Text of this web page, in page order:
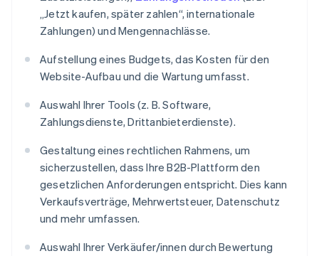
„Jetzt kaufen, später zahlen“, internationale
Zahlungen) und Mengennachlässe.
Aufstellung eines Budgets, das Kosten für den
Website-Aufbau und die Wartung umfasst.
Auswahl Ihrer Tools (z. B. Software,
Zahlungsdienste, Drittanbieterdienste).
Gestaltung eines rechtlichen Rahmens, um
sicherzustellen, dass Ihre B2B-Plattform den
gesetzlichen Anforderungen entspricht. Dies kann
Verkaufsverträge, Mehrwertsteuer, Datenschutz
und mehr umfassen.
Auswahl Ihrer Verkäufer/innen durch Bewertung